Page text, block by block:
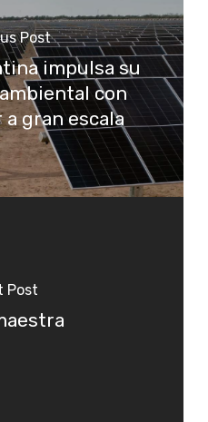
Post
impulsa su
con
gran escala
Post